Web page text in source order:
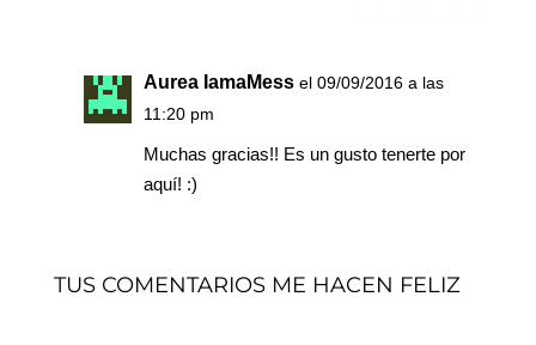
Aurea IamaMess el 09/09/2016 a las
11:20 pm
Muchas gracias!! Es un gusto tenerte por
aquí! :)
TUS COMENTARIOS ME HACEN FELIZ